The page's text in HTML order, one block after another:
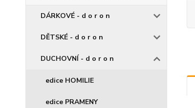
DÁRKOVÉ - d o r o n
DĚTSKÉ - d o r o n
DUCHOVNÍ - d o r o n
edice HOMILIE
edice PRAMENY